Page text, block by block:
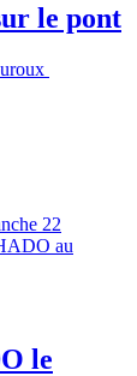
le pont
le